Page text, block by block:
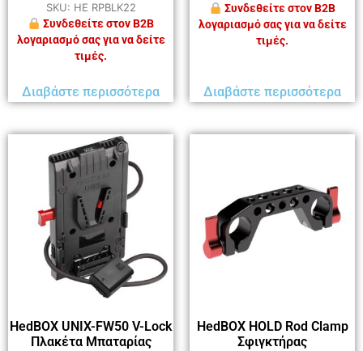
SKU: HE RPBLK22
Συνδεθείτε στον B2B
λογαριασμό σας για να δείτε
τιμές.
Διαβάστε περισσότερα
Συνδεθείτε στον B2B
λογαριασμό σας για να δείτε
τιμές.
Διαβάστε περισσότερα
HedBOX UNIX-FW50 V-Lock
Πλακέτα Μπαταρίας
HedBOX HOLD Rod Clamp
Σφιγκτήρας